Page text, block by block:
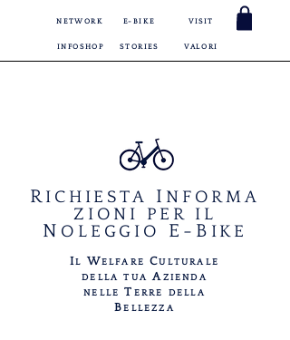
NETWORK VISIT
E-BIKE
INFOSHOP STORIES VALORI
RICHIESTA I NFORMA
ZIONI
PER IL
N OLEGGIO E-B IKE
IL WELFARE CULTURALE
DELLA TUA AZIENDA
NELLET ERRE DELLA
BELLEZZA